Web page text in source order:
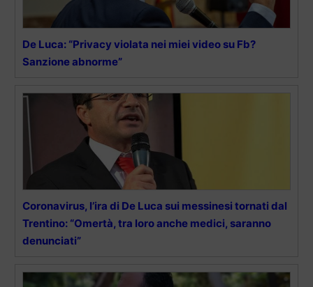
De Luca: “Privacy violata nei miei video su Fb?
Sanzione abnorme”
Coronavirus, l’ira di De Luca sui messinesi tornati dal
Trentino: “Omertà, tra loro anche medici, saranno
denunciati”